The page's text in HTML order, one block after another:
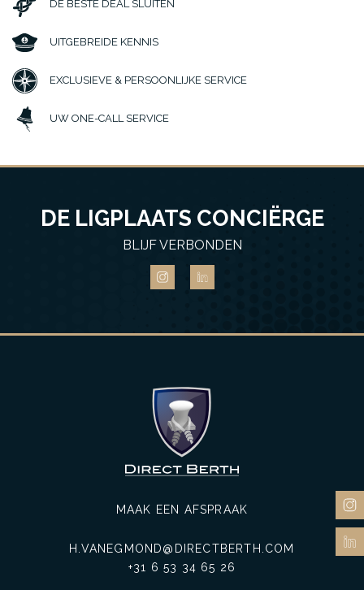
DE BESTE DEAL SLUITEN
UITGEBREIDE KENNIS
EXCLUSIEVE & PERSOONLIJKE SERVICE
UW ONE-CALL SERVICE
DE LIGPLAATS CONCIËRGE
BLIJF VERBONDEN
MAAK EEN AFSPRAAK
H.VANEGMOND@DIRECTBERTH.COM
+31 6 53 34 65 26